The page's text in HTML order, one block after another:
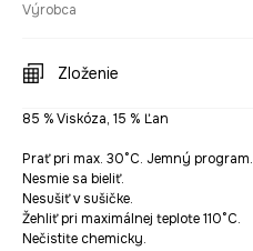
Výrobca
Zloženie
85 % Viskóza, 15 % Ľan
Prať pri max. 30°C. Jemný program.
Nesmie sa bieliť.
Nesušiť v sušičke.
Žehliť pri maximálnej teplote 110°C.
Nečistite chemicky.